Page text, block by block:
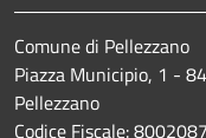
Comune di Pellezzano
Piazza Municipio, 1 -
Pellezzano
Codice Fiscale: